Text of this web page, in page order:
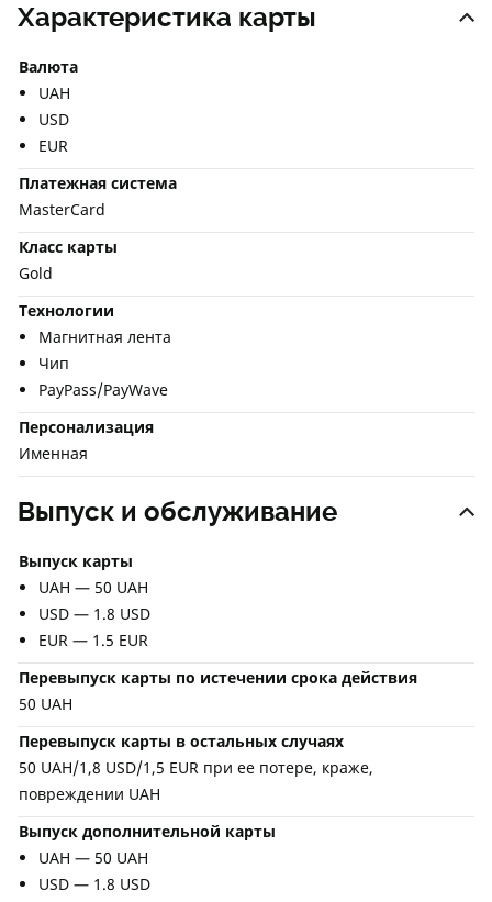
Характеристика карты
Валюта
UAH
USD
EUR
Платежная система
MasterCard
Класс карты
Gold
Технологии
Магнитная лента
Чип
PayPass/PayWave
Персонализация
Именная
Выпуск и обслуживание
Выпуск карты
UAH — 50 UAH
USD — 1.8 USD
EUR — 1.5 EUR
Перевыпуск карты по истечении срока действия
50 UAH
Перевыпуск карты в остальных случаях
50 UAH/1,8 USD/1,5 EUR при ее потере, краже,
повреждении UAH
Выпуск дополнительной карты
UAH — 50 UAH
USD — 1.8 USD